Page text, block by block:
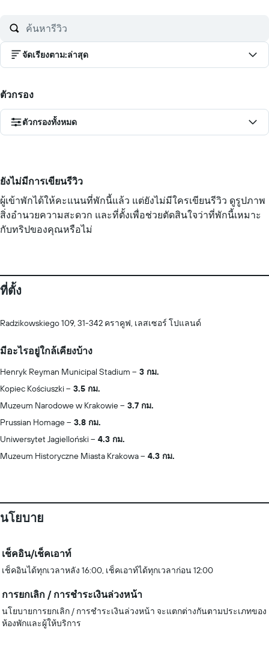
จัดเรียงตาม:ล่าสุด
ตัวกรอง
ตัวกรองทั้งหมด
ยังไม่มีการเขียนรีวิว
ผู้เข้าพักได้ให้คะแนนที่พักนี้แล้ว แต่ยังไม่มีใครเขียนรีวิว ดูรูปภาพ
สิ่งอำนวยความสะดวก และที่ตั้งเพื่อช่วยตัดสินใจว่าที่พักนี้เหมาะ
กับทริปของคุณหรือไม่
ที่ตั้ง
Radzikowskiego 109, 31-342 คราคูฟ, เลสเซอร์ โปแลนด์
มีอะไรอยู่ใกล้เคียงบ้าง
Henryk Reyman Municipal Stadium
3 กม.
Kopiec Kościuszki
3.5 กม.
Muzeum Narodowe w Krakowie
3.7 กม.
Prussian Homage
3.8 กม.
Uniwersytet Jagielloński
4.3 กม.
Muzeum Historyczne Miasta Krakowa
4.3 กม.
นโยบาย
เช็คอิน/เช็คเอาท์
เช็คอินได้ทุกเวลาหลัง 16:00, เช็คเอาท์ได้ทุกเวลาก่อน 12:00
การยกเลิก / การชำระเงินล่วงหน้า
นโยบายการยกเลิก / การชำระเงินล่วงหน้า จะแตกต่างกันตามประเภทของ
ห้องพักและผู้ให้บริการ